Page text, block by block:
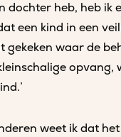
dochter heb, heb
een kind in een
waar de
weet ik dat